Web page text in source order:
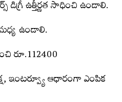
ఉత్తీర్ణత సాధించి ఉండాలి.
మ‌ధ్య‌ ఉండాలి.
రూ.112400
ఇంటర్వ్యూ ఆధారంగా ఎంపిక